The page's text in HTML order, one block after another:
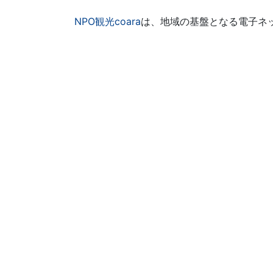
NPO観光coaraは、地域の基盤となる電子ネ